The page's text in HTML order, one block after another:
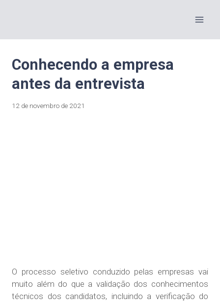
Conhecendo a empresa
antes da entrevista
12 de novembro de 2021
O processo seletivo conduzido pelas empresas vai
muito além do que a validação dos conhecimentos
técnicos dos candidatos, incluindo a verificação do